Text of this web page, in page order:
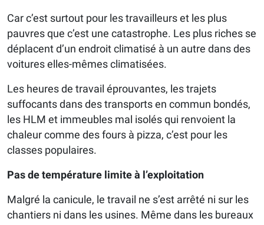
Car c’est surtout pour les travailleurs et les plus
pauvres que c’est une catastrophe. Les plus riches se
déplacent d’un endroit climatisé à un autre dans des
voitures elles-mêmes climatisées.
Les heures de travail éprouvantes, les trajets
suffocants dans des transports en commun bondés,
les HLM et immeubles mal isolés qui renvoient la
chaleur comme des fours à pizza, c’est pour les
classes populaires.
Pas de température limite à l’exploitation
Malgré la canicule, le travail ne s’est arrêté ni sur les
chantiers ni dans les usines. Même dans les bureaux